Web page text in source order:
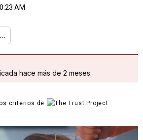
AM
...
hace más de 2 meses.
criterios de